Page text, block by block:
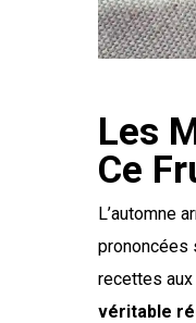
Les
Ce
L’automne
prononcées
recettes
véritable